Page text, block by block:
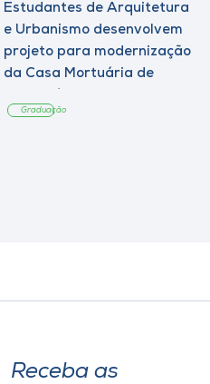
Estudantes de Arquitetura
e Urbanismo desenvolvem
projeto para modernização
da Casa Mortuária de
Graduação
Receba as